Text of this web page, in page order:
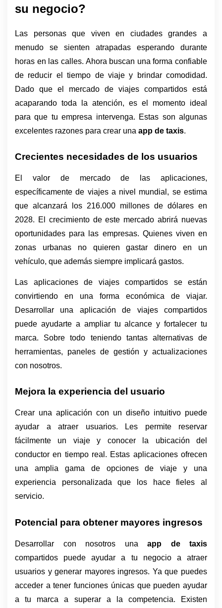
su negocio?
Las personas que viven en ciudades grandes a
menudo se sienten atrapadas esperando durante
horas en las calles. Ahora buscan una forma confiable
de reducir el tiempo de viaje y brindar comodidad.
Dado que el mercado de viajes compartidos está
acaparando toda la atención, es el momento ideal
para que tu empresa intervenga. Estas son algunas
excelentes razones para crear una app de taxis.
Crecientes necesidades de los usuarios
El valor de mercado de las aplicaciones,
específicamente de viajes a nivel mundial, se estima
que alcanzará los 216.000 millones de dólares en
2028. El crecimiento de este mercado abrirá nuevas
oportunidades para las empresas. Quienes viven en
zonas urbanas no quieren gastar dinero en un
vehículo, que además siempre implicará gastos.
Las aplicaciones de viajes compartidos se están
convirtiendo en una forma económica de viajar.
Desarrollar una aplicación de viajes compartidos
puede ayudarte a ampliar tu alcance y fortalecer tu
marca. Sobre todo teniendo tantas alternativas de
herramientas, paneles de gestión y actualizaciones
con nosotros.
Mejora la experiencia del usuario
Crear una aplicación con un diseño intuitivo puede
ayudar a atraer usuarios. Les permite reservar
fácilmente un viaje y conocer la ubicación del
conductor en tiempo real. Estas aplicaciones ofrecen
una amplia gama de opciones de viaje y una
experiencia personalizada que los hace fieles al
servicio.
Potencial para obtener mayores ingresos
Desarrollar con nosotros una app de taxis
compartidos puede ayudar a tu negocio a atraer
usuarios y generar mayores ingresos. Ya que puedes
acceder a tener funciones únicas que pueden ayudar
a tu marca a superar a la competencia. Existen